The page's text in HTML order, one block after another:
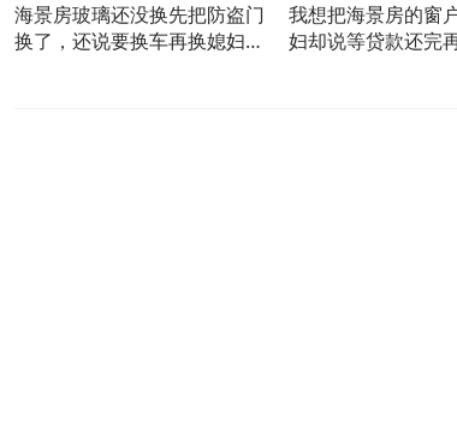
海景房玻璃还没换先把防盗门
换了，还说要换车再换媳妇，
我想把海景房的窗
妇却说等贷款还完